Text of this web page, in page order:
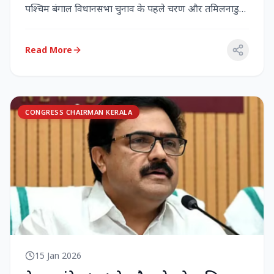
पश्चिम बंगाल विधानसभा चुनाव के पहले चरण और तमिलनाडु
Read More
CONGRESS CHAIRMAN KERALA
15 Jan 2026